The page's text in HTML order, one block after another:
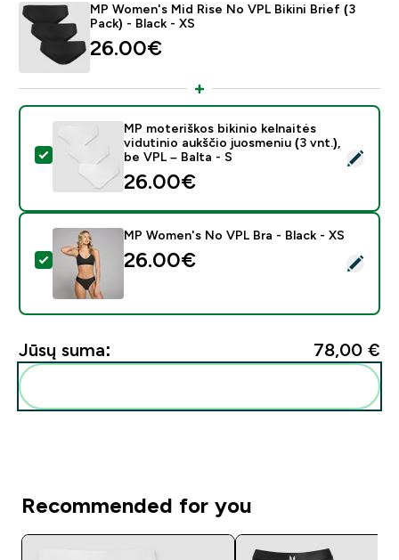
MP Women's Mid Rise No VPL Bikini Brief (3
Pack) - Black - XS
26.00€‎
Pasirinkti šį produktą - MP moteriškos bikinio
MP moteriškos bikinio kelnaitės
vidutinio aukščio juosmeniu (3 vnt.),
be VPL – Balta - S
26.00€‎
Pasirinkti šį produktą - MP Women's No VPL Bra -
MP Women's No VPL Bra - Black - XS
26.00€‎
Jūsų suma: 78,00 €‎
Recommended for you